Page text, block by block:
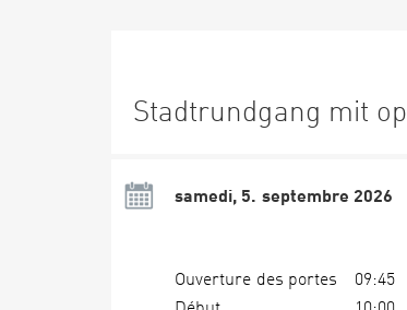
Stadtrundgang mit
samedi, 5. septembre 2026
Ouverture des portes
09:45